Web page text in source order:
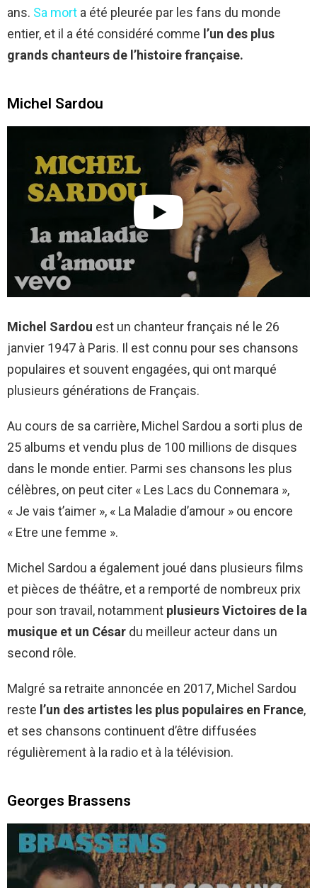
ans. Sa mort a été pleurée par les fans du monde
entier, et il a été considéré comme l’un des plus
grands chanteurs de l’histoire française.
Michel Sardou
Michel Sardou est un chanteur français né le 26
janvier 1947 à Paris. Il est connu pour ses chansons
populaires et souvent engagées, qui ont marqué
plusieurs générations de Français.
Au cours de sa carrière, Michel Sardou a sorti plus de
25 albums et vendu plus de 100 millions de disques
dans le monde entier. Parmi ses chansons les plus
célèbres, on peut citer « Les Lacs du Connemara »,
« Je vais t’aimer », « La Maladie d’amour » ou encore
« Etre une femme ».
Michel Sardou a également joué dans plusieurs films
et pièces de théâtre, et a remporté de nombreux prix
pour son travail, notamment plusieurs Victoires de la
musique et un César du meilleur acteur dans un
second rôle.
Malgré sa retraite annoncée en 2017, Michel Sardou
reste l’un des artistes les plus populaires en France,
et ses chansons continuent d’être diffusées
régulièrement à la radio et à la télévision.
Georges Brassens